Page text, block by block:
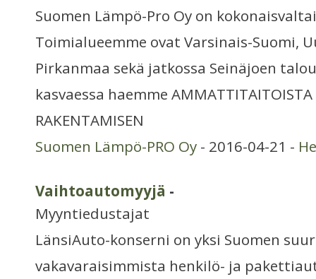
Suomen Lämpö-Pro Oy on
Toimialueemme ovat Varsinais-Suomi,
Pirkanmaa sekä jatkossa Seinäjoen
kasvaessa haemme
RAKENTAMISEN
Suomen Lämpö-PRO Oy - 2016-04-21 -
Vaihtoautomyyjä -
Myyntiedustajat
LänsiAuto-konserni on yksi Suomen
vakavaraisimmista henkilö- ja